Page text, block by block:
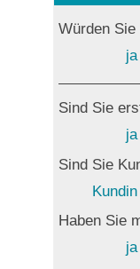
Würden
ja
Sind Sie
ja
Sind Sie
Kundin
Haben Sie
ja